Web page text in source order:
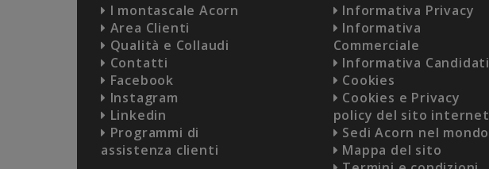
I montascale Acorn
Area Clienti
Qualità e Collaudi
Contatti
Facebook
Instagram
Linkedin
Programmi di
assistenza clienti
Informativa Privacy
Informativa
Commerciale
Informativa Candidati
Cookies
Cookies e Privacy
policy del sito internet
Sedi Acorn nel mondo
Mappa del sito